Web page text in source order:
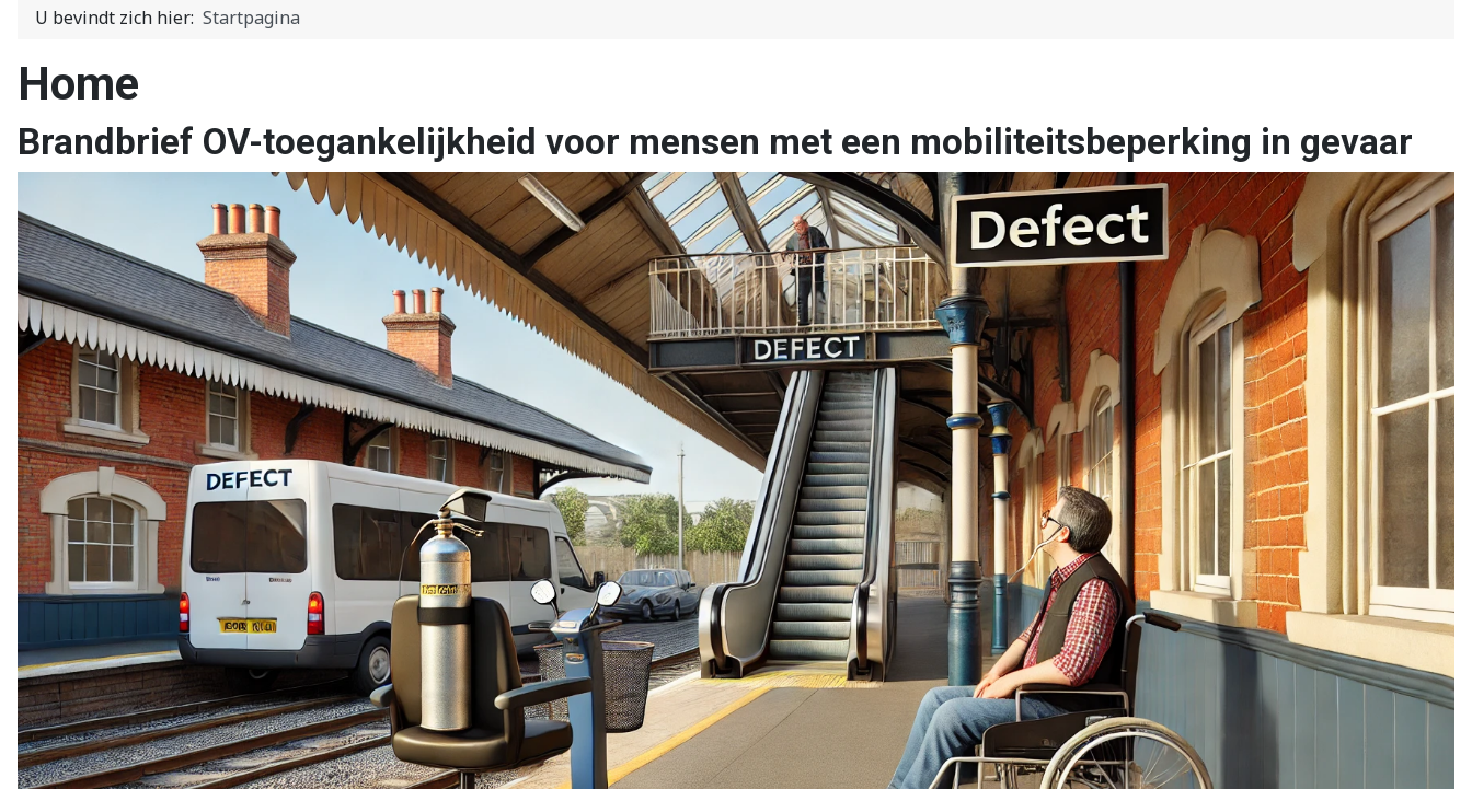
U bevindt zich hier: Startpagina
Home
Brandbrief OV-toegankelijkheid voor mensen met een mobiliteitsbeperking in gevaar